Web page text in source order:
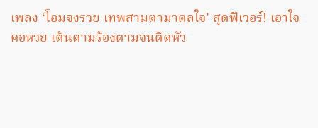
เพลง ‘โอมจงรวย เทพสามตามาดลใจ’ สุดฟีเวอร์! เอาใจ
คอหวย เต้นตามร้องตามจนติดหัว